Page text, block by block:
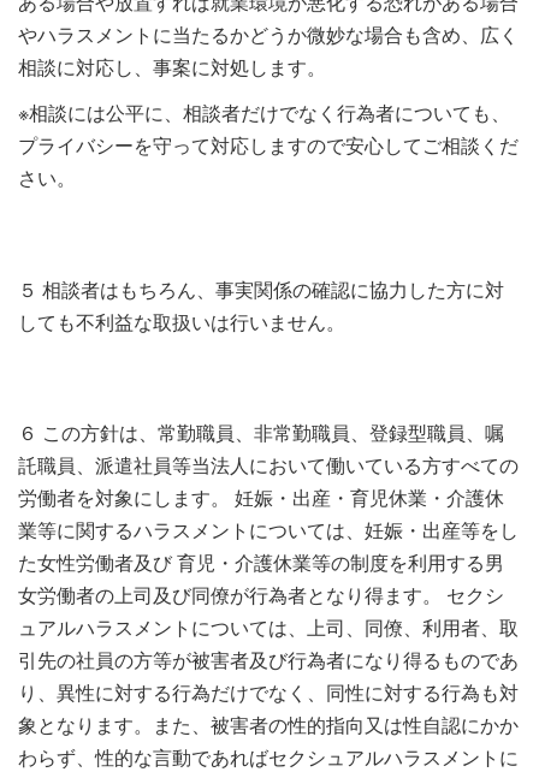
やハラスメントに当たるかどうか微妙な場合も含め、広く
相談に対応し、事案に対処します。
※相談には公平に、相談者だけでなく行為者についても、
プライバシーを守って対応しますので安心してご相談くだ
さい。
５ 相談者はもちろん、事実関係の確認に協力した方に対
しても不利益な取扱いは行いません。
６ この方針は、常勤職員、非常勤職員、登録型職員、嘱
託職員、派遣社員等当法人において働いている方すべての
労働者を対象にします。 妊娠・出産・育児休業・介護休
業等に関するハラスメントについては、妊娠・出産等をし
た女性労働者及び 育児・介護休業等の制度を利用する男
女労働者の上司及び同僚が行為者となり得ます。 セクシ
ュアルハラスメントについては、上司、同僚、利用者、取
引先の社員の方等が被害者及び行為者になり得るものであ
り、異性に対する行為だけでなく、同性に対する行為も対
象となります。また、被害者の性的指向又は性自認にかか
わらず、性的な言動であればセクシュアルハラスメントに